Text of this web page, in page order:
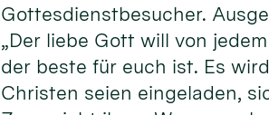
Gottesdienstbesucher.
„Der liebe Gott will von
der beste für euch ist. Es
Christen seien eingeladen,